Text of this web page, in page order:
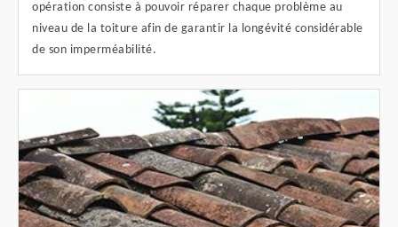
opération consiste à pouvoir réparer chaque problème au
niveau de la toiture afin de garantir la longévité considérable
de son imperméabilité.